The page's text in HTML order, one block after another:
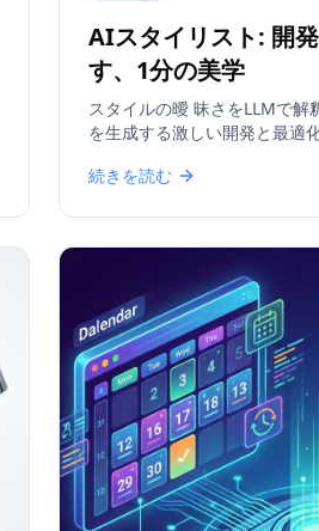
AIスタイリスト: 開
す、1分の美学
スタイルの曖 昧さをLLMで解
を生成する激しい開発と最適
続きを読む